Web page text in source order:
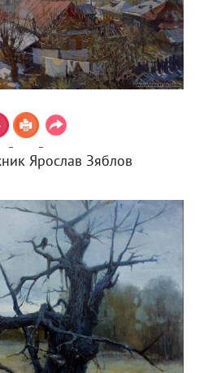
Ярослав Зяблов